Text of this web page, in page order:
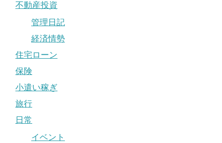
不動産投資
管理日記
経済情勢
住宅ローン
保険
小遣い稼ぎ
旅行
日常
イベント